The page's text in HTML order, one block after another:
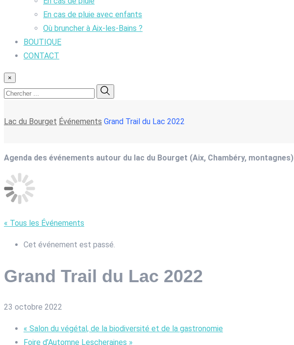
En cas de pluie avec enfants
Où bruncher à Aix-les-Bains ?
BOUTIQUE
CONTACT
×
Lac du Bourget Événements Grand Trail du Lac 2022
Agenda des événements autour du lac du Bourget (Aix, Chambéry, montagnes)
« Tous les Événements
Cet événement est passé.
Grand Trail du Lac 2022
23 octobre 2022
« Salon du végétal, de la biodiversité et de la gastronomie
Foire d’Automne Lescheraines »